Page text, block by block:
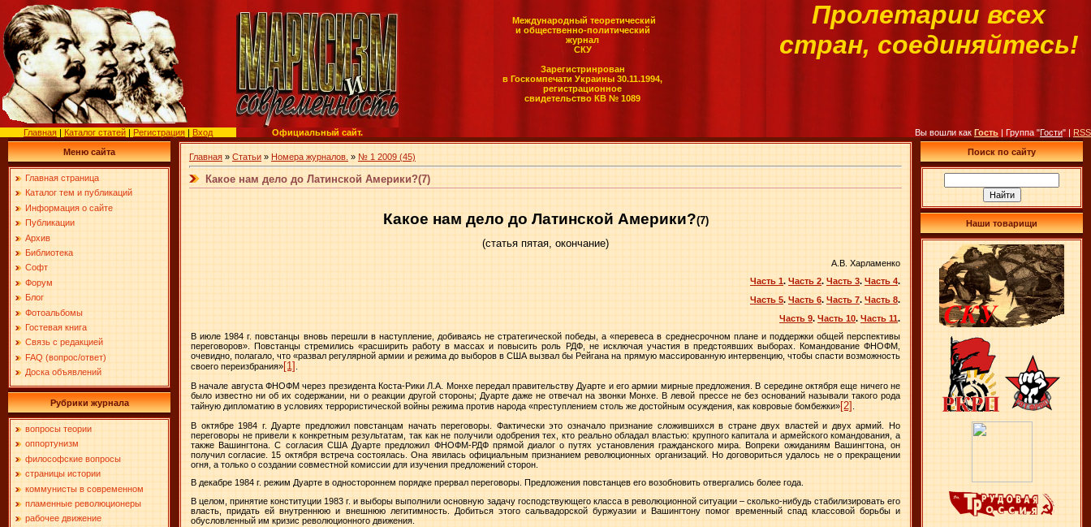
Главная | Каталог статей | Регистрация | Вход Официальный сайт.
Международный теоретический
и общественно-политический
журнал
СКУ
Зарегистринрован
в Госкомпечати Украины 30.11.1994,
регистрационное
свидетельство КВ № 1089
Пролетарии всех
стран, соединяйтесь!
Вы вошли как Гость | Группа "Гости" | RSS
Меню сайта
Главная страница
Каталог тем и публикаций
Информация о сайте
Публикации
Архив
Библиотека
Софт
Форум
Блог
Фотоальбомы
Гостевая книга
Связь с редакцией
FAQ (вопрос/ответ)
Доска объявлений
Рубрики журнала
вопросы теории
оппортунизм
философские вопросы
страницы истории
коммунисты в современном
пламенные революционеры
рабочее движение
Главная » Статьи » Номера журналов. » № 1 2009 (45)
Какое нам дело до Латинской Америки?(7)
Какое нам дело до Латинской Америки?(7)
(статья пятая, окончание)
А.В. Харламенко
Часть 1. Часть 2. Часть 3. Часть 4.
Часть 5. Часть 6. Часть 7. Часть 8.
Часть 9. Часть 10. Часть 11.
В июле 1984 г. повстанцы вновь перешли в наступление, добиваясь не стратегической победы, а «перевеса в среднесрочном плане и поддержки общей перспективы
переговоров». Повстанцы стремились «расширить работу в массах и повысить роль РДФ, не исключая участия в предстоявших выборах. Командование ФНОФМ,
очевидно, полагало, что «развал регулярной армии и режима до выборов в США вызвал бы Рейгана на прямую массированную интервенцию, чтобы спасти возможность
своего переизбрания» [1]
В начале августа ФНОФМ через президента Коста-Рики Л.А. Монхе передал правительству Дуарте и его армии мирные предложения. В середине октября еще ничего не
было известно ни об их содержании, ни о реакции другой стороны; Дуарте даже не отвечал на звонки Монхе. В левой прессе не без оснований называли такого рода
тайную дипломатию в условиях террористической войны режима против народа «преступлением столь же достойным осуждения, как ковровые бомбежки» [2]
В октябре 1984 г. Дуарте предложил повстанцам начать переговоры. Фактически это означало признание сложившихся в стране двух властей и двух армий. Но
переговоры не привели к конкретным результатам, так как не получили одобрения тех, кто реально обладал властью: крупного капитала и армейского командования, а
также Вашингтона. С согласия США Дуарте предложил ФНОФМ-РДФ прямой диалог о путях установления гражданского мира. Вопреки ожиданиям Вашингтона, он
получил согласие. 15 октября встреча состоялась. Она явилась официальным признанием революционных организаций. Но договориться удалось не о прекращении
огня, а только о создании совместной комиссии для изучения предложений сторон.
В декабре 1984 г. режим Дуарте в одностороннем порядке прервал переговоры. Предложения повстанцев его возобновить отвергались более года.
В целом, принятие конституции 1983 г. и выборы выполнили основную задачу господствующего класса в революционной ситуации – сколько-нибудь стабилизировать его
власть, придать ей внутреннюю и внешнюю легитимность. Добиться этого сальвадорской буржуазии и Вашингтону помог временный спад классовой борьбы и
обусловленный им кризис революционного движения.
Поиск по сайту
Наши товарищи